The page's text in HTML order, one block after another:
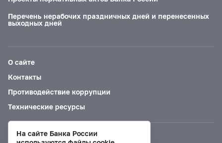
Перечень нерабочих праздничных дней и перенесенных
выходных дней
О сайте
Контакты
Противодействие коррупции
Технические ресурсы
Версия для слабовидящих
На сайте Банка России